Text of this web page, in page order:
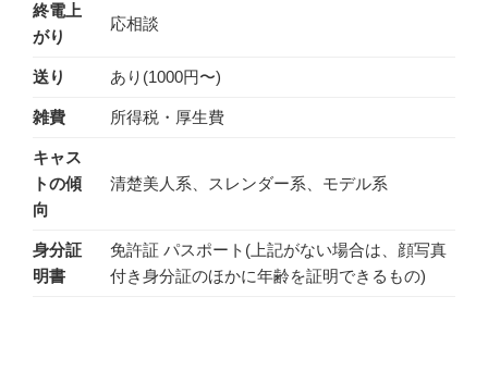
終電上
がり
応相談
送り あり(1000円〜)
雑費 所得税・厚生費
キャス
トの傾
向
清楚美人系、スレンダー系、モデル系
身分証
明書
免許証 パスポート(上記がない場合は、顔写真
付き身分証のほかに年齢を証明できるもの)